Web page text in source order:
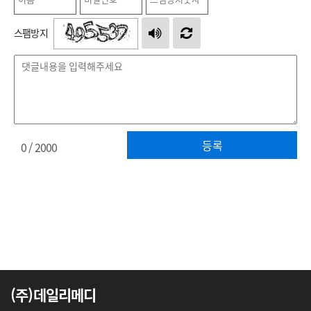
스팸방지
등록
0/ 2000
(주)데일리메디